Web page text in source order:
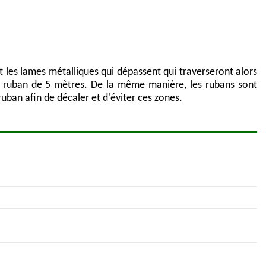
lames métalliques qui dépassent qui traverseront alors
de 5 mètres. De la même manière, les rubans sont
afin de décaler et d'éviter ces zones.